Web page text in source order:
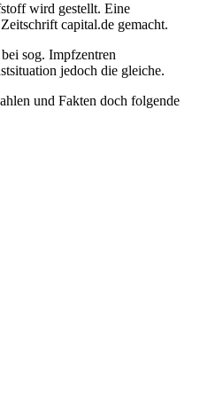
wird gestellt. Eine
capital.de gemacht.
sog. Impfzentren
jedoch die gleiche.
und Fakten doch folgende